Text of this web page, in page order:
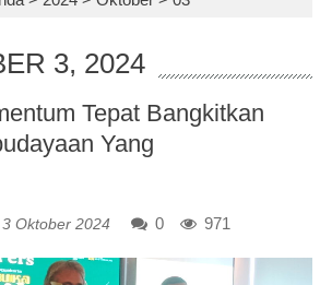
3, 2024
Tepat Bangkitkan
Yang
3 Oktober 2024 0 971